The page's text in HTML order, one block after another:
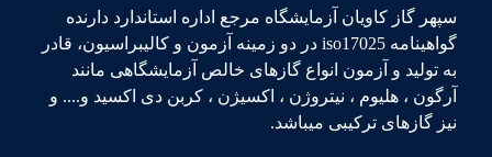
سپهر گاز کاویان آزمایشگاه مرجع اداره استاندارد دارنده
گواهینامه iso17025 در دو زمینه آزمون و کالیبراسیون، قادر
به تولید و آزمون انواع گازهای خالص آزمایشگاهی مانند
آرگون ، هلیوم ، نیتروژن ، اکسیژن ، کربن دی اکسید و.... و
نیز گازهای ترکیبی میباشد.